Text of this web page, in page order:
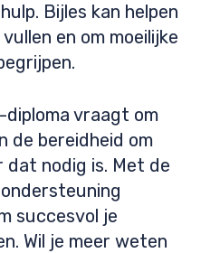
Bijles kan helpen
en om moeilijke
vraagt om
de bereidheid om
dat nodig is. Met de
succesvol je
Wil je meer weten